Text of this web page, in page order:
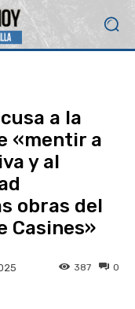
a la
«mentir a
y al
obras del
Casines»
0
387